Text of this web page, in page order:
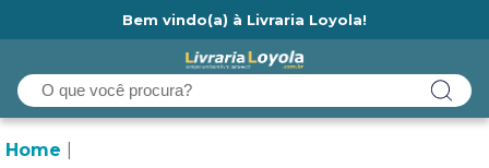
Bem vindo(a) à Livraria Loyola!
Home